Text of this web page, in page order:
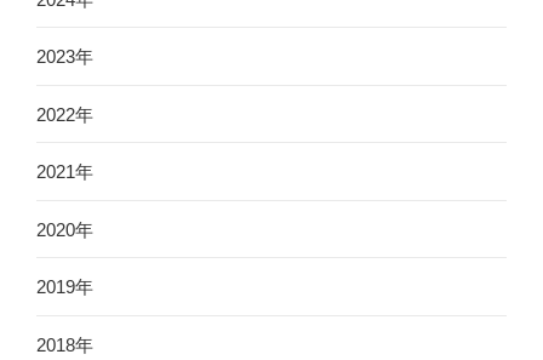
2023年
2022年
2021年
2020年
2019年
2018年